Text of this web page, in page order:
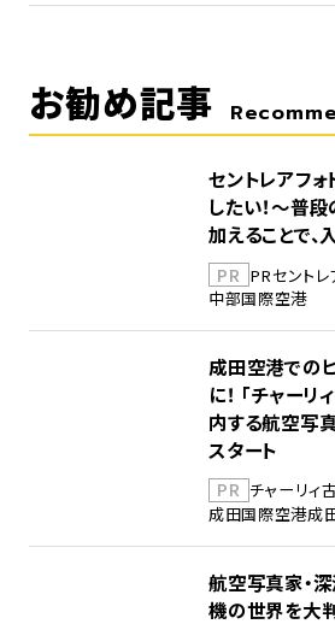
お勧め記事
セントレアフ
したい！～普
加えることで、
PR PRセントレ
中部国際空港
成田空港での
に！ 「チャー
内する航空写
スタート
PR チャーリィ
成田国際空港成
航空写真家・
機の世界を大